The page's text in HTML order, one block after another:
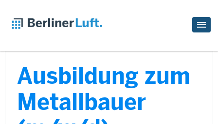
Ausbildung zum
Metallbauer